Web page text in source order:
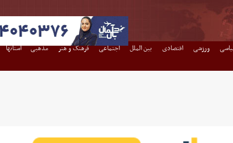
ورزشی اقتصادی بین الملل اجتماعی فرهنگ و هنر مذهبی استانها